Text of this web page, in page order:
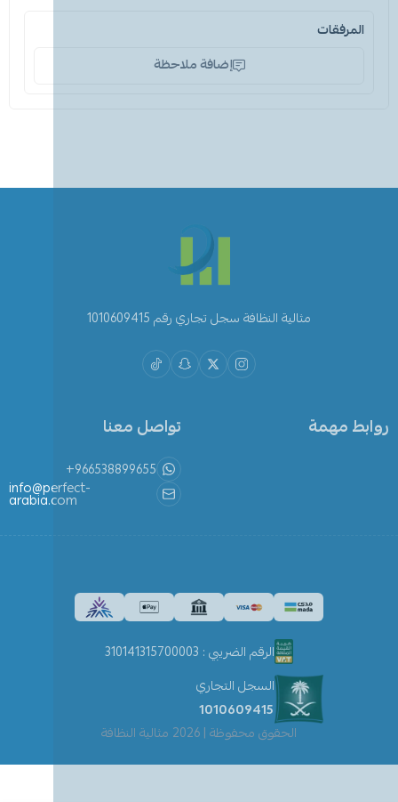
المرفقات
إضافة ملاحظة
مثالية النظافة سجل تجاري رقم 1010609415
روابط مهمة تواصل معنا
+966538899655
info@perfect-
arabia.com
الحقوق محفوظة | 2026 مثالية النظافة
السجل التجاري
1010609415
الرقم الضريبي : 310141315700003